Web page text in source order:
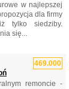
w najlepszej
dla firmy
tylko siedziby.
się...
469.000
remoncie -